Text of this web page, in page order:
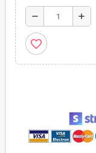
remove add
favorite_border